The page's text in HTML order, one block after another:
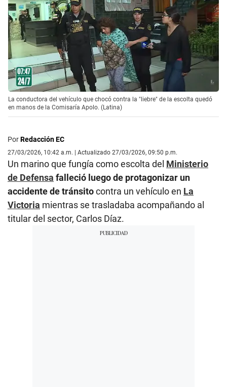
La conductora del vehículo que chocó contra la "liebre" de la escolta quedó
en manos de la Comisaría Apolo. (Latina)
PorRedacción EC
27/03/2026, 10:42 a.m. | Actualizado 27/03/2026, 09:50 p.m.
Un marino que fungía como escolta del Ministerio
de Defensa falleció luego de protagonizar un
accidente de tránsitocontra un vehículo en La
Victoria mientras se trasladaba acompañando al
titular del sector, Carlos Díaz.